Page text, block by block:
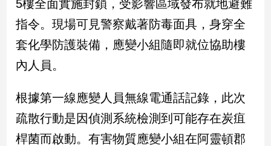
調
國
會
點
觀
5樓全面實施封鎖，受影響區域發布就地避難
指令。現場可見警察戴著防毒面具，身穿全
套化學防護裝備，應變小組隨即就位協助樓
內人員。
根據第一線應變人員無線電通話記錄，此次
疏散行動是因偵測系統檢測到可能存在炭疽
桿菌而啟動。有害物質應變小組在阿靈頓郡